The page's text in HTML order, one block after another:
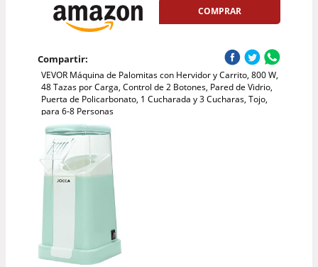
COMPRAR
Compartir:
VEVOR Máquina de Palomitas con Hervidor y Carrito, 800 W,
48 Tazas por Carga, Control de 2 Botones, Pared de Vidrio,
Puerta de Policarbonato, 1 Cucharada y 3 Cucharas, Tojo,
para 6-8 Personas